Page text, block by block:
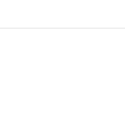
erwerben und sich